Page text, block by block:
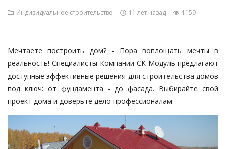
Новости
Статьи
Объявления
Контакты
Город: Колумбус
Индивидуальное строительство 11 лет назад 1159
Мечтаете построить дом? - Пора воплощать мечты в
реальность! Специалисты Компании СК Модуль предлагают
доступные эффективные решения для строительства домов
под ключ: от фундамента - до фасада. Выбирайте свой
проект дома и доверьте дело профессионалам.